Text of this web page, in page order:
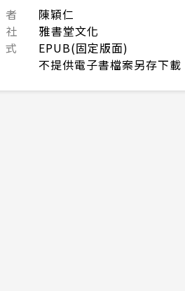
陳穎仁
社
雅書堂文化
EPUB(固定版面)
不提供電子書檔案另存下載